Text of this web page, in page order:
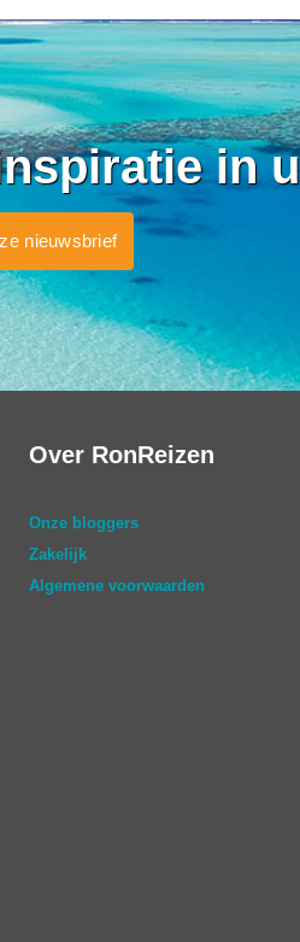
in
nieuwsbrief
Over RonReizen
Onze bloggers
Zakelijk
Algemene voorwaarden